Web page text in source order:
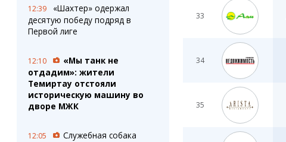
12:39
«Шахтер» одержал
десятую победу подряд в
Первой лиге
12:10
«Мы танк не
отдадим»: жители
Темиртау отстояли
историческую машину во
дворе МЖК
12:05
Служебная собака
33
34
35